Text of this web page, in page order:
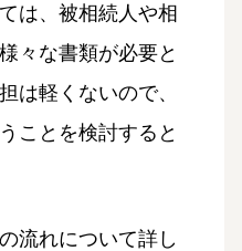
は、被相続人や相
々な書類が必要と
は軽くないので、
ことを検討すると
流れについて詳し